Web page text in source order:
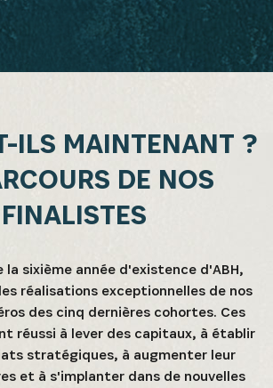
ILS MAINTENANT ?
DE NOS
FINALISTES
la sixième année d'existence d'ABH,
réalisations exceptionnelles de nos
des cinq dernières cohortes. Ces
réussi à lever des capitaux, à établir
stratégiques, à augmenter leur
et à s'implanter dans de nouvelles